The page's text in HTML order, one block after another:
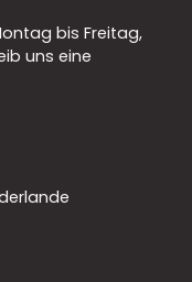
bis Freitag,
uns eine